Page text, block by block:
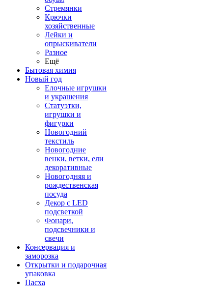
Стремянки
Крючки
хозяйственные
Лейки и
опрыскиватели
Разное
Ещё
Бытовая химия
Новый год
Елочные игрушки
и украшения
Статуэтки,
игрушки и
фигурки
Новогодний
текстиль
Новогодние
венки, ветки, ели
декоративные
Новогодняя и
рождественская
посуда
Декор с LED
подсветкой
Фонари,
подсвечники и
свечи
Консервация и
заморозка
Открытки и подарочная
упаковка
Пасха